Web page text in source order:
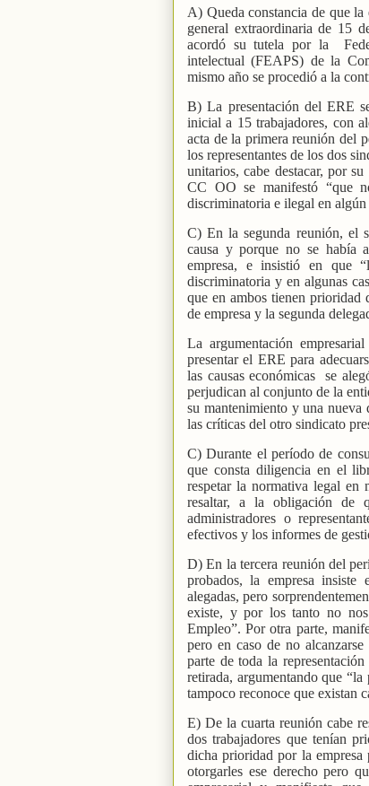
A) Queda constancia de que
general extraordinaria de 15
acordó su tutela por la
intelectual (FEAPS) de la
mismo año se procedió a la
B) La presentación del ERE
inicial a 15 trabajadores, con
acta de la primera reunión del
los representantes de los dos
unitarios, cabe destacar, por
CC OO se manifestó “que
discriminatoria e ilegal en algún
C) En la segunda reunión, el
causa y porque no se había
empresa, e insistió en que
discriminatoria y en algunas
que en ambos tienen prioridad
de empresa y la segunda
La argumentación
presentar el ERE para
las causas económicas
se
perjudican al conjunto de la
su mantenimiento y una
las críticas del otro sindicato
C) Durante el período de
que consta diligencia en el
respetar la normativa legal en
resaltar, a la obligación de
administradores o
efectivos y los informes de
D) En la tercera reunión del
probados, la empresa
alegadas, pero
existe, y por los tanto no
Empleo”. Por otra parte,
pero en caso de no
parte de toda la
retirada, argumentando que
tampoco reconoce que existan
E) De la cuarta reunión cabe
dos trabajadores que tenían
dicha prioridad por la empresa
otorgarles ese derecho pero